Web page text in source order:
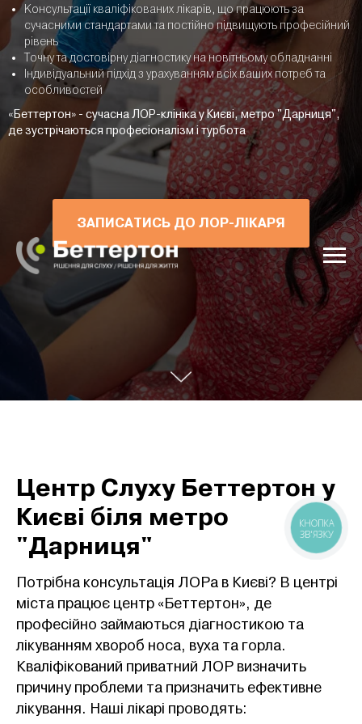
Консультації кваліфікованих лікарів, що працюють за
сучасними стандартами та постійно підвищують професійний
рівень
Точну та достовірну діагностику на новітньому обладнанні
Індивідуальний підхід з урахуванням всіх ваших потреб та
особливостей
«Беттертон» - сучасна ЛОР-клініка у Києві, метро "Дарниця",
де зустрічаються професіоналізм і турбота
ЗАПИСАТИСЬ ДО ЛОР-ЛІКАРЯ
Центр Слуху Беттертон у
Києві біля метро
"Дарниця"
Потрібна консультація ЛОРа в Києві? В центрі
міста працює центр «Беттертон», де
професійно займаються діагностикою та
лікуванням хвороб носа, вуха та горла.
Кваліфікований приватний ЛОР визначить
причину проблеми та призначить ефективне
лікування. Наші лікарі проводять: